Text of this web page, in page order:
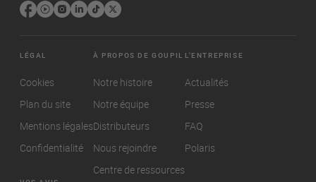
LÉGAL
Cookies
Plan du site
Mentions légales
Confidentialité
À PROPOS DE GOUPIL
Notre histoire
Notre équipe
Distributeurs
Nous rejoindre
Centre de ressources
L'ENTREPRISE
Actualités
Presse
FAQ
Polaris